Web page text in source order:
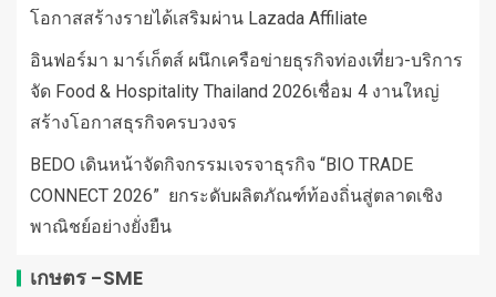
โอกาสสร้างรายได้เสริมผ่าน Lazada Affiliate
อินฟอร์มา มาร์เก็ตส์ ผนึกเครือข่ายธุรกิจท่องเที่ยว-บริการ
จัด Food & Hospitality Thailand 2026เชื่อม 4 งานใหญ่
สร้างโอกาสธุรกิจครบวงจร
BEDO เดินหน้าจัดกิจกรรมเจรจาธุรกิจ “BIO TRADE
CONNECT 2026” ยกระดับผลิตภัณฑ์ท้องถิ่นสู่ตลาดเชิง
พาณิชย์อย่างยั่งยืน
เกษตร -SME